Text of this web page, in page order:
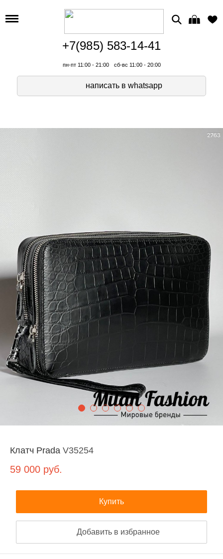
+7(985) 583-14-41
пн-пт 11:00 - 21:00 сб-вс 11:00 - 20:00
написать в whatsapp
Клатч Prada V35254
59 000 руб.
Купить
Добавить в избранное